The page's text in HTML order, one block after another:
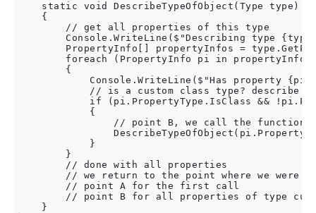
    static void DescribeTypeOfObject(Type type)
    {
        // get all properties of this type
Console.WriteLine($"Describing type
PropertyInfo[] propertyInfos =
foreach (PropertyInfo pi in
        {
Console.WriteLine($"Has property
// is a custom class type? describe
if (pi.PropertyType.IsClass &&
            {
// point B, we call the function
            }
        }
        // done with all properties
// we return to the point where we were
        // point A for the first call
// point B for all properties of type
    }